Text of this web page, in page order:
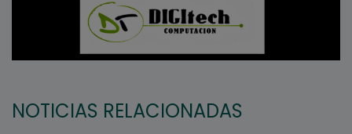
NOTICIAS RELACIONADAS